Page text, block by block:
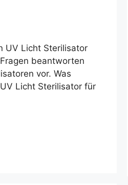
UV Licht Sterilisator
beantworten
vor. Was
Licht Sterilisator für